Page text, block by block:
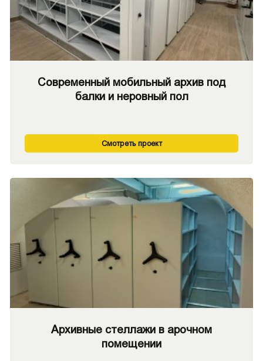
Современный мобильный архив под
балки и неровный пол
Смотреть проект
Архивные стеллажи в арочном
помещении